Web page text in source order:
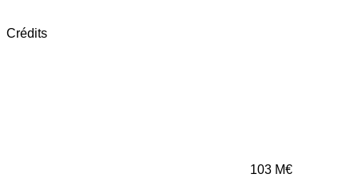
Crédits
103 M€